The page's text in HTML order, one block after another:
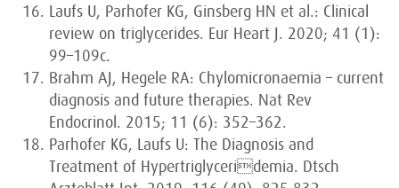
Laufs U, Parhofer KG, Ginsberg HN et al.: Clinical
review on triglycerides. Eur Heart J. 2020; 41 (1):
99–109c.
Brahm AJ, Hegele RA: Chylomicronaemia – current
diagnosis and future therapies. Nat Rev
Endocrinol. 2015; 11 (6): 352–362.
Parhofer KG, Laufs U: The Diagnosis and
Treatment of Hypertriglyceridemia. Dtsch